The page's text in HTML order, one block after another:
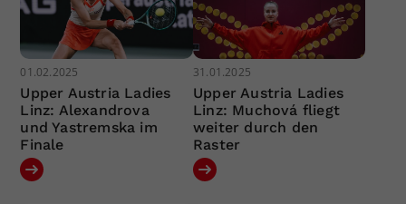
01.02.2025
Upper Austria Ladies
Linz: Alexandrova
und Yastremska im
Finale
31.01.2025
Upper Austria Ladies
Linz: Muchová fliegt
weiter durch den
Raster